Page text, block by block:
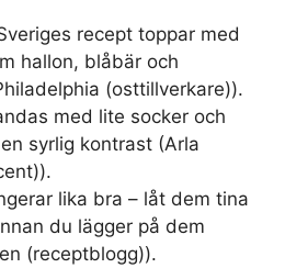
recept toppar med
hallon, blåbär och
(osttillverkare)).
med lite socker och
syrlig kontrast (Arla
lika bra – låt dem tina
du lägger på dem
(receptblogg)).